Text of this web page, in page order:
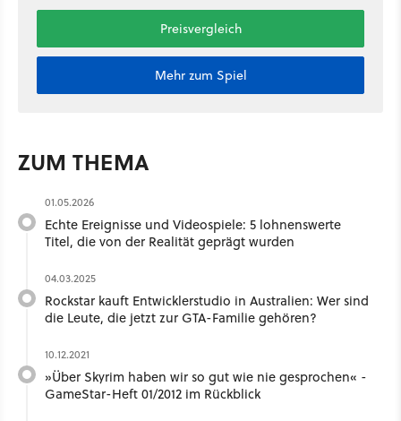
Preisvergleich
Mehr zum Spiel
ZUM THEMA
01.05.2026
Echte Ereignisse und Videospiele: 5 lohnenswerte
Titel, die von der Realität geprägt wurden
04.03.2025
Rockstar kauft Entwicklerstudio in Australien: Wer sind
die Leute, die jetzt zur GTA-Familie gehören?
10.12.2021
»Über Skyrim haben wir so gut wie nie gesprochen« -
GameStar-Heft 01/2012 im Rückblick